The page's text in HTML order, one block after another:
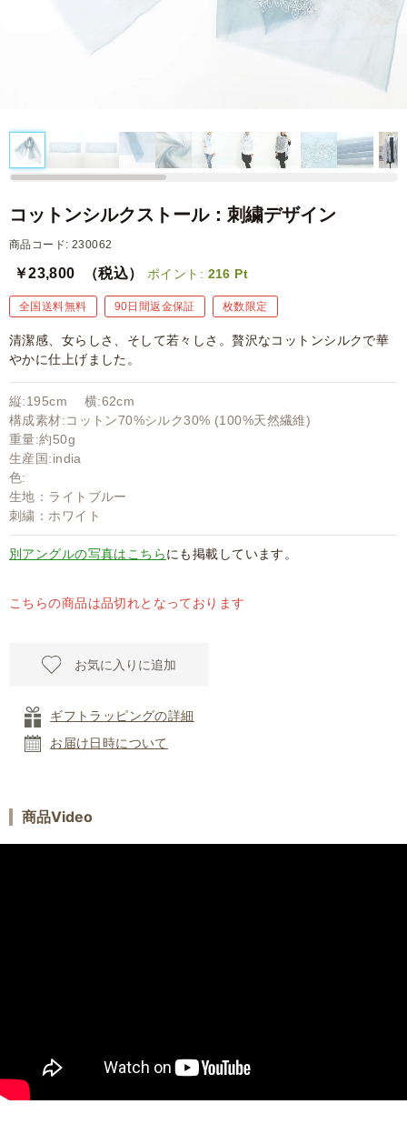
コットンシルクストール：刺繍デザイン
商品コード: 230062
￥23,800 （税込） ポイント: 216 Pt
全国送料無料 90日間返金保証 枚数限定
清潔感、女らしさ、そして若々しさ。贅沢なコットンシルクで華
やかに仕上げました。
縦:195cm 横:62cm
構成素材:コットン70%シルク30% (100%天然繊維)
重量:約50g
生産国:india
色:
生地：ライトブルー
刺繍：ホワイト
別アングルの写真はこちらにも掲載しています。
こちらの商品は品切れとなっております
お気に入りに追加
ギフトラッピングの詳細
お届け日時について
商品Video